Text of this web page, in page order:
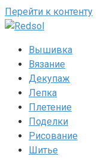
Перейти к контенту
Вышивка
Вязание
Декупаж
Лепка
Плетение
Поделки
Рисование
Шитье